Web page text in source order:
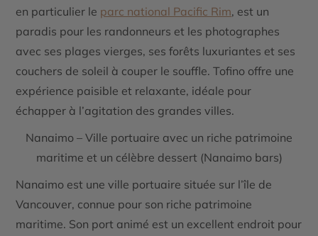
en particulier le parc national Pacific Rim, est un
paradis pour les randonneurs et les photographes
avec ses plages vierges, ses forêts luxuriantes et ses
couchers de soleil à couper le souffle. Tofino offre une
expérience paisible et relaxante, idéale pour
échapper à l’agitation des grandes villes.
Nanaimo – Ville portuaire avec un riche patrimoine
maritime et un célèbre dessert (Nanaimo bars)
Nanaimo est uneville portuaire située sur l’île de
Vancouver, connue pour son riche patrimoine
maritime. Son port animé est un excellent endroit pour